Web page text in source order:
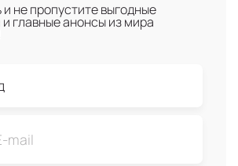
не пропустите выгодные
главные анонсы из мира